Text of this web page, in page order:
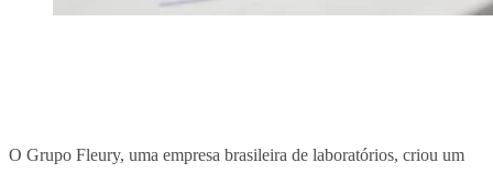
O Grupo Fleury, uma empresa brasileira de laboratórios, criou um